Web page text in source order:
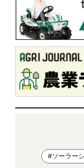
#ソーラー